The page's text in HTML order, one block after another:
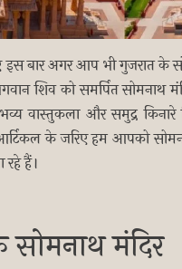
बार अगर आप भी गुजरात के
शिव को समर्पित सोमनाथ
वास्तुकला और समुद्र
के जरिए हम आपको
हैं।
मंदिर